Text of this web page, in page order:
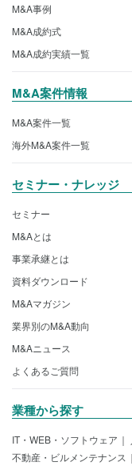
M&A事例
M&A成約式
M&A成約実績一覧
M&A案件情報
M&A案件一覧
海外M&A案件一覧
セミナー・ナレッジ
セミナー
M&Aとは
事業承継とは
資料ダウンロード
M&Aマガジン
業界別のM&A動向
M&Aニュース
よくあるご質問
業種から探す
IT・WEB・ソフトウェア
不動産・ビルメンテナンス